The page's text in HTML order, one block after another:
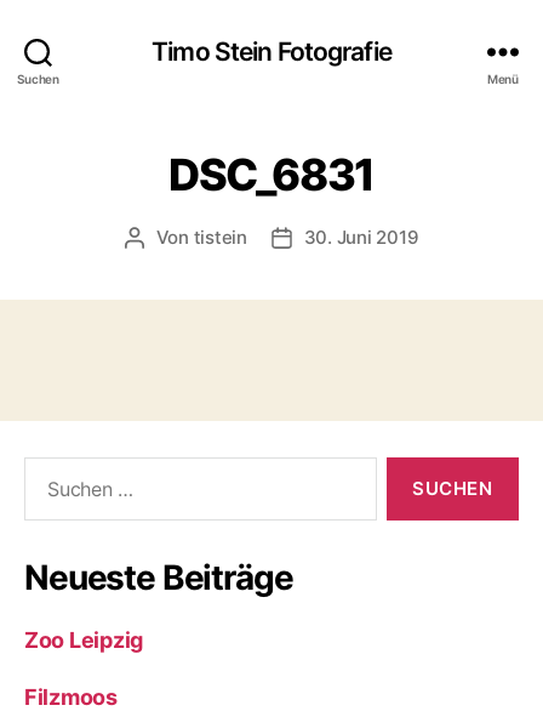
Suchen
Timo Stein Fotografie
Menü
DSC_6831
Beitragsautor
Von tistein Veröffentlichungsdatum
30. Juni 2019
nach:
Neueste Beiträge
Zoo Leipzig
Filzmoos